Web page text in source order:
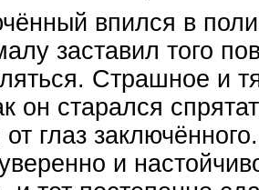
впился в
заставил того
Страшное и
он старался
от глаз
и